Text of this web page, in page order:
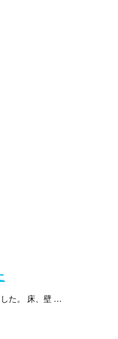
た。 床、壁 …